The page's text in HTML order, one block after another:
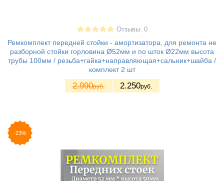
Отзывы: 0
Ремкомплект передней стойки - амортизатора, для ремонта не
разборной стойки горловина Ø52мм и по шток Ø22мм высота
трубы 100мм / резьба+гайка+направляющая+сальник+шайба /
комплект 2 шт
2.990руб. 2.250руб.
-23%